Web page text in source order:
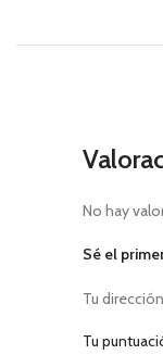
No hay
Sé el
Tu
Tu